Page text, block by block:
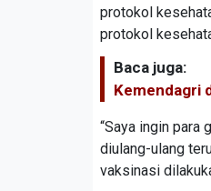
protokol
protokol
Baca juga:
Kemendagri
“Saya ingin para
diulang-ulang
vaksinasi